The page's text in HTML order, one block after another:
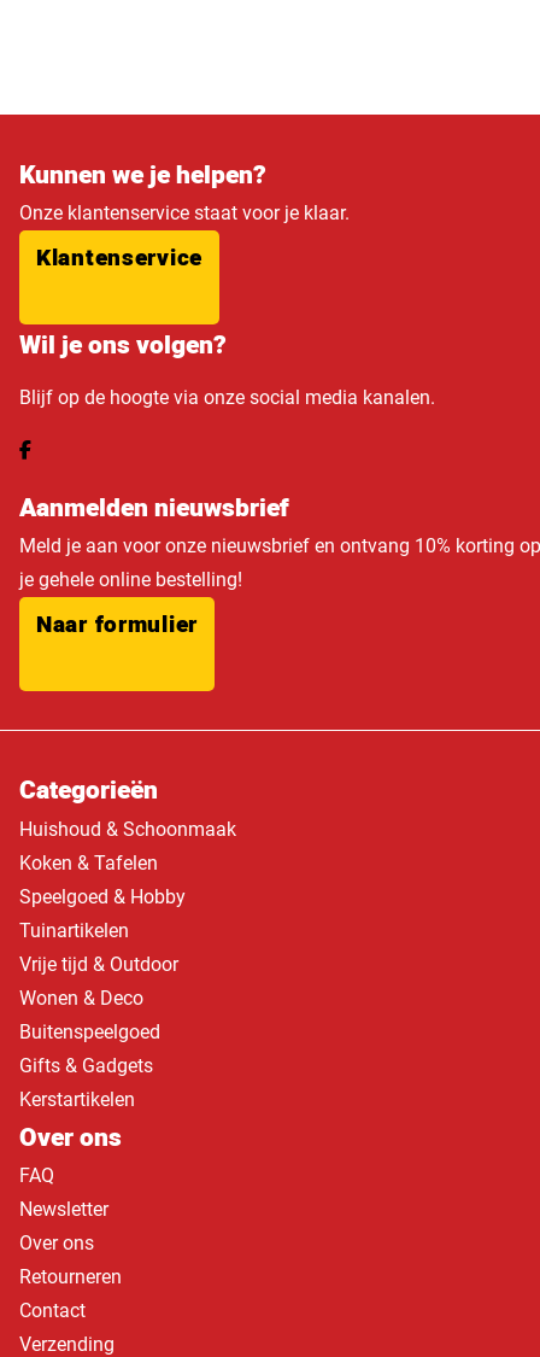
Kunnen we je helpen?
Onze klantenservice staat voor je klaar.
Klantenservice
Wil je ons volgen?
Blijf op de hoogte via onze social media kanalen.
Aanmelden nieuwsbrief
Meld je aan voor onze nieuwsbrief en ontvang 10% korting op
je gehele online bestelling!
Naar formulier
Categorieën
Huishoud & Schoonmaak
Koken & Tafelen
Speelgoed & Hobby
Tuinartikelen
Vrije tijd & Outdoor
Wonen & Deco
Buitenspeelgoed
Gifts & Gadgets
Kerstartikelen
Over ons
FAQ
Newsletter
Over ons
Retourneren
Contact
Verzending